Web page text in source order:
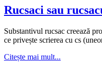
Rucsaci sau
Substantivul rucsac creează
ce privește scrierea cu cs
Citește mai mult...